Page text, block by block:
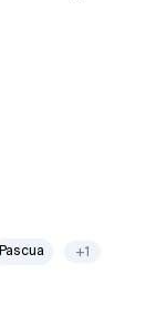
Pascua +1